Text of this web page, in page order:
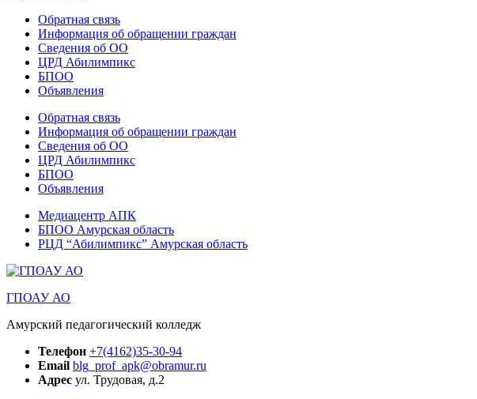
Обратная связь
Информация об обращении граждан
Сведения об ОО
ЦРД Абилимпикс
БПОО
Объявления
Обратная связь
Информация об обращении граждан
Сведения об ОО
ЦРД Абилимпикс
БПОО
Объявления
Медиацентр АПК
БПОО Амурская область
РЦД “Абилимпикс” Амурская область
ГПОАУ АО
Амурский педагогический колледж
Телефон +7(4162)35-30-94
Email blg_prof_apk@obramur.ru
Адрес ул. Трудовая, д.2